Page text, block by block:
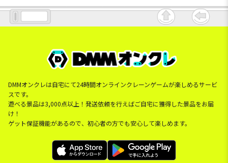
DMMオンクレは自宅にて24時間オンラインクレーンゲームが楽しめるサービ
スです。
遊べる景品は3,000点以上！発送依頼を行えばご自宅に獲得した景品をお届
け！
ゲット保証機能があるので、初心者の方でも安心して楽しめます。